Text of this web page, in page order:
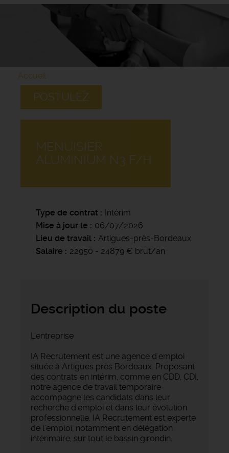
Accueil
POSTULEZ
MENUISIER
ALUMINIUM N3 F/H
Type de contrat
Intérim
Mise à jour le
06/07/2026
Lieu de travail
Artigues-près-Bordeaux
Salaire
22950 - 24879 € brut/an
Description du poste
L'entreprise
IA Recrutement est une agence d'emploi
située à Artigues près Bordeaux. Proposant
des contrats en intérim, comme en CDD, CDI,
notre agence de travail temporaire
accompagne les candidats dans leur
recherche d'emploi et dans leur évolution
professionnelle. IA Recrutement est experte
de l'emploi, notamment en délégation
intérimaire, sur tout le bassin girondin.